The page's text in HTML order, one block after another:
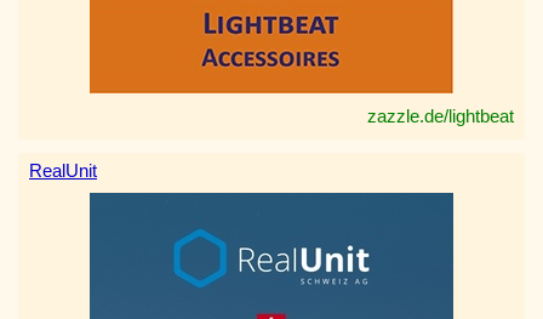
zazzle.de/lightbeat
RealUnit